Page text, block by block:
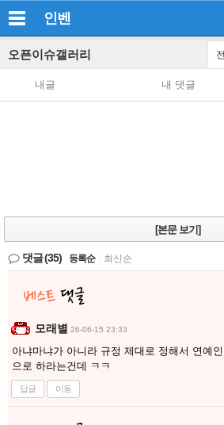
인벤
오픈이슈갤러리
내글 내 댓글
[본문 보기]
댓글(35) 등록순 최신순
모래별 26-06-15 23:33
아냐마냐가 아니라 규정 제대로 정해서 연예
으로 하라는건데 ㅋㅋ
답글 이동